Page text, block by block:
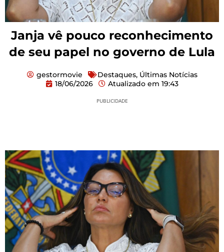
Janja vê pouco reconhecimento
de seu papel no governo de Lula
gestormovie Destaques, Últimas Notícias
18/06/2026
Atualizado em 19:43
PUBLICIDADE